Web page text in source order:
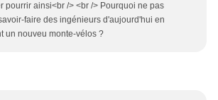
pourrir ainsi<br /> <br /> Pourquoi ne pas
faire des ingénieurs d'aujourd'hui en
un nouveu monte-vélos ?